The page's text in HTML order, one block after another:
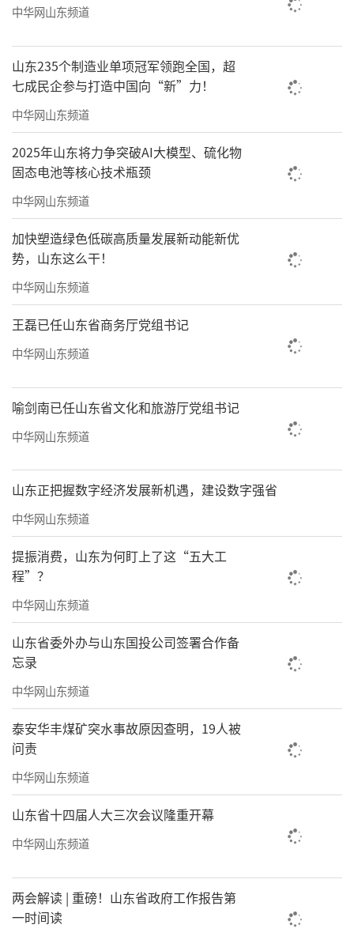
今年的收获来之不易。去年秋季，淄博市
遭遇连阴雨，给小麦播种带来极大挑战。为稳
住粮食生产基本盘，各区县通过疏通沟渠、抽
水排涝、深耕散墒，实现小麦抗湿晚播。今年
开春后，市农业农村部门组织农户加强田间管
理，科学春耕，全市苗情普遍良好。
“三夏”涵盖夏收、夏种、夏管三大关键
环节，从6月初持续至6月中下旬，是全年农业
生产承上启下的关键节点。为全方位保障“三
夏”生产有序高效推进，全市已累计检修各类
农机具2万余台套，常态化开展农机操作和安全
作业培训，累计培训机手400余人次，全面夯实
机械化作业保障能力。
村部门提醒农民和农机手：已成熟地块要利用
晴好天气抢收快收，及时晾晒储存；同时加快
播种一块，加强水肥管理，为全年粮食稳产打
牢基础。
一粒粒饱满的新麦装入车斗、收进粮仓，
也装进了农户们的心坎里——脸上是收获的喜
悦，心里是沉甸甸的踏实与安稳。（淄博日报
（记者/王子文 来源：淄博日报 博览新
闻）
中华网山东频道
山东235个制造业单项冠军领跑全国，超
七成民企参与打造中国向“新”力！
中华网山东频道
2025年山东将力争突破AI大模型、硫化物
固态电池等核心技术瓶颈
中华网山东频道
加快塑造绿色低碳高质量发展新动能新优
势，山东这么干！
中华网山东频道
王磊已任山东省商务厅党组书记
中华网山东频道
喻剑南已任山东省文化和旅游厅党组书记
中华网山东频道
山东正把握数字经济发展新机遇，建设数字强省
中华网山东频道
提振消费，山东为何盯上了这“五大工
程”？
中华网山东频道
山东省委外办与山东国投公司签署合作备
忘录
中华网山东频道
泰安华丰煤矿突水事故原因查明，19人被
问责
中华网山东频道
山东省十四届人大三次会议隆重开幕
中华网山东频道
两会解读 | 重磅！山东省政府工作报告第
一时间读